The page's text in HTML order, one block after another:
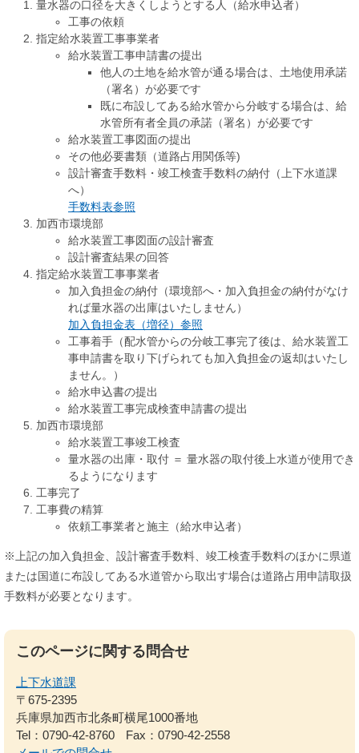
量水器の口径を大きくしようとする人（給水申込者）
工事の依頼
指定給水装置工事事業者
給水装置工事申請書の提出
他人の土地を給水管が通る場合は、土地使用承諾
（署名）が必要です
既に布設してある給水管から分岐する場合は、給
水管所有者全員の承諾（署名）が必要です
給水装置工事図面の提出
その他必要書類（道路占用関係等)
設計審査手数料・竣工検査手数料の納付（上下水道課
へ）
手数料表参照
加西市環境部
給水装置工事図面の設計審査
設計審査結果の回答
指定給水装置工事事業者
加入負担金の納付（環境部へ・加入負担金の納付がなけ
れば量水器の出庫はいたしません）
加入負担金表（増径）参照
工事着手（配水管からの分岐工事完了後は、給水装置工
事申請書を取り下げられても加入負担金の返却はいたし
ません。）
給水申込書の提出
給水装置工事完成検査申請書の提出
加西市環境部
給水装置工事竣工検査
量水器の出庫・取付 ＝ 量水器の取付後上水道が使用でき
るようになります
工事完了
工事費の精算
依頼工事業者と施主（給水申込者）
※上記の加入負担金、設計審査手数料、竣工検査手数料のほかに県道
または国道に布設してある水道管から取出す場合は道路占用申請取扱
手数料が必要となります。
このページに関する問合せ
上下水道課
〒675-2395
兵庫県加西市北条町横尾1000番地
Tel：0790-42-8760
Fax：0790-42-2558